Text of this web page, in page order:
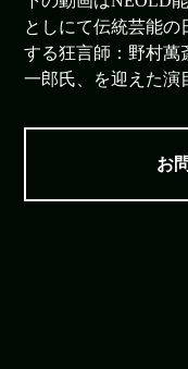
としにて伝統芸能の
する狂言師：野村萬
一郎氏、を迎えた演
お